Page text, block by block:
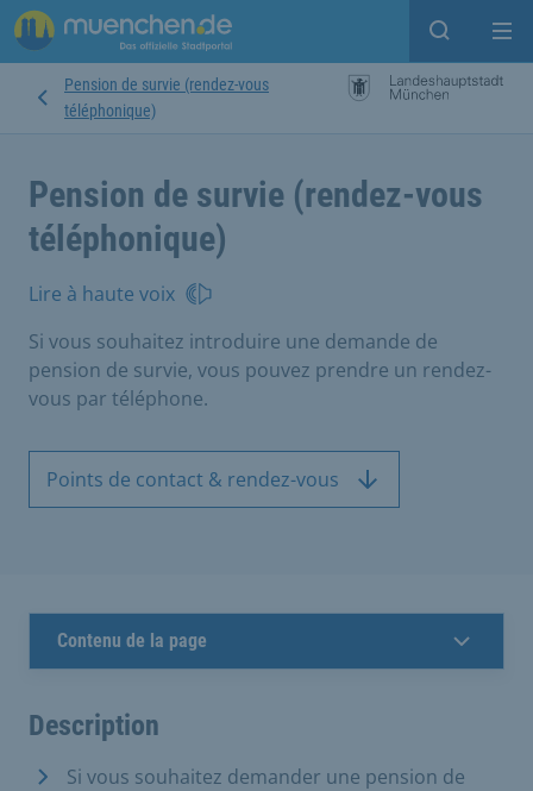
Open
Pension de survie (rendez-vous
téléphonique)
Pension de survie (rendez-vous
téléphonique)
Lire à haute voix
Si vous souhaitez introduire une demande de
pension de survie, vous pouvez prendre un rendez-
vous par téléphone.
Points de contact & rendez-vous
Contenu de la page
Description
Si vous souhaitez demander une pension de